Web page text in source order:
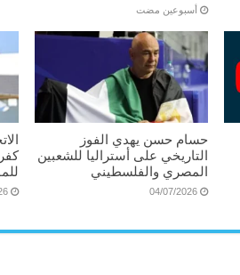
‏أسبوعين مضت
حسام حسن يهدي الفوز
التاريخي على أستراليا للشعبين
المصري والفلسطيني
04/07/2026